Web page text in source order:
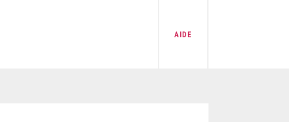
AIDE